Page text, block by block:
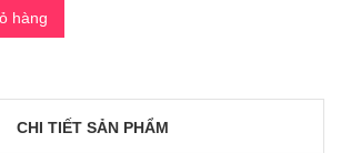
hàng
CHI TIẾT SẢN PHẨM